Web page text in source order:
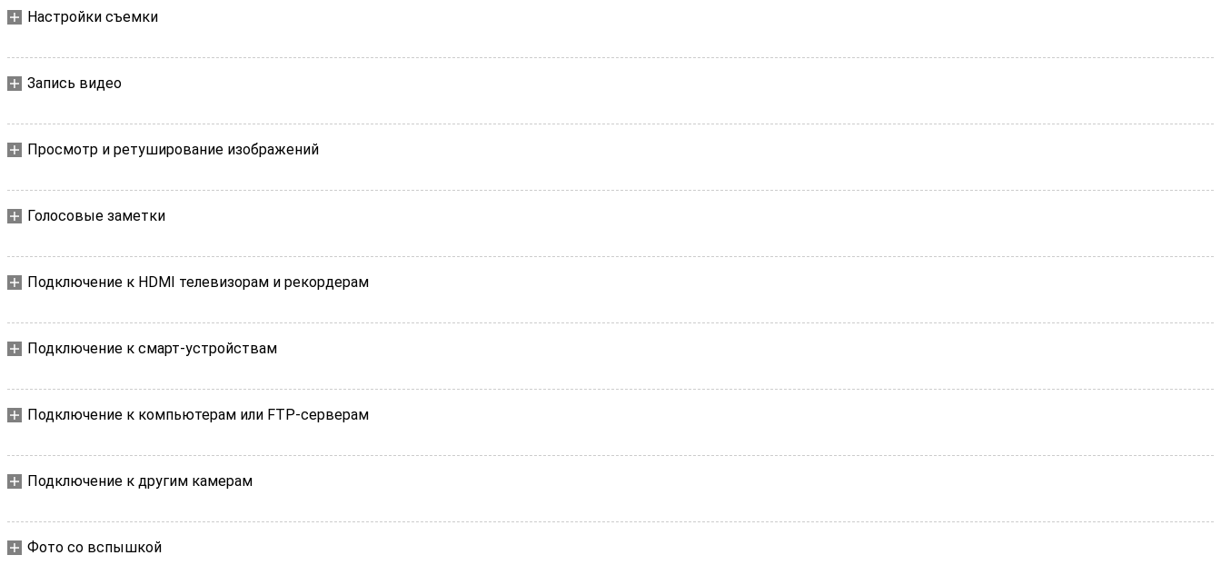
Настройки съемки
Запись видео
Просмотр и ретуширование изображений
Голосовые заметки
Подключение к HDMI телевизорам и рекордерам
Подключение к смарт-устройствам
Подключение к компьютерам или FTP-серверам
Подключение к другим камерам
Фото со вспышкой